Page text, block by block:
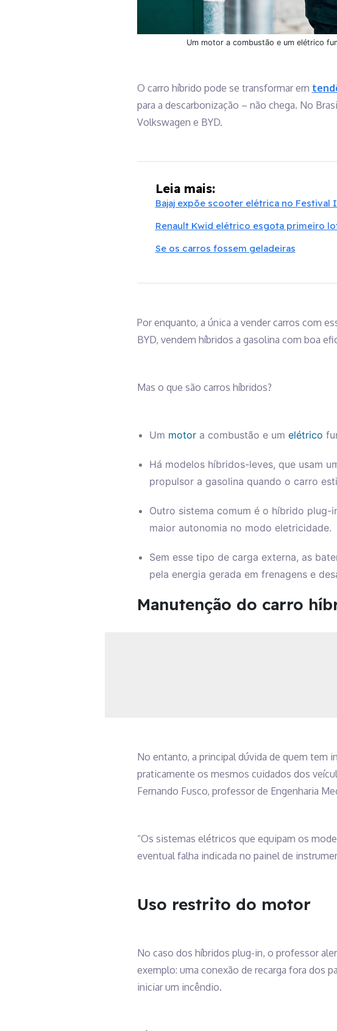
Um motor a combustão e um elétrico
O carro híbrido pode se transformar em
para a descarbonização – não chega. No
Volkswagen e BYD.
Leia mais:
Bajaj expõe scooter elétrica no
Renault Kwid elétrico esgota primeiro
Se os carros fossem geladeiras
Por enquanto, a única a vender carros com
BYD, vendem híbridos a gasolina com boa
Mas o que são carros híbridos?
Um motora combustão e um elétrico
Há modelos híbridos-leves, que usam
propulsor a gasolina quando o carro
Outro sistema comum é o híbrido
maior autonomia no modo eletricidade.
Sem esse tipo de carga externa, as
pela energia gerada em frenagens e
Manutenção do carro
No entanto, a principal dúvida de quem tem
praticamente os mesmos cuidados dos
Fernando Fusco, professor de Engenharia
“Os sistemas elétricos que equipam os
eventual falha indicada no painel de
Uso restrito do motor
No caso dos híbridos plug-in, o professor
exemplo: uma conexão de recarga fora dos
iniciar um incêndio.